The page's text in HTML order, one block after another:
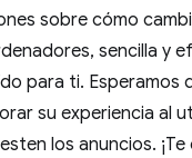
sobre cómo
sencilla y
para ti. Esperamos
su experiencia al
los anuncios. ¡Te